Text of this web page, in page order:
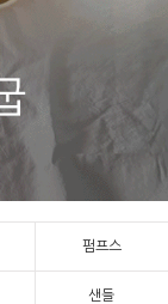
펌프스
샌들